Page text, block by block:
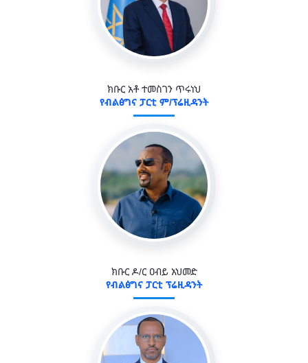
ክቡር አቶ ተመስገን ጥሩነህ
የብልፅግና ፓርቲ ም/ፕሬዚዳንት
ክቡር ዶ/ር ዐብይ አህመድ
የብልፅግና ፓርቲ ፕሬዚዳንት